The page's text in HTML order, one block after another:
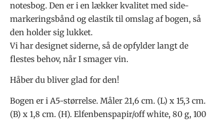
notesbog. Den er i en lækker kvalitet med side-
markeringsbånd og elastik til omslag af bogen, så
den holder sig lukket.
Vi har designet siderne, så de opfylder langt de
flestes behov, når I smager vin.
Håber du bliver glad for den!
Bogen er i A5-størrelse. Måler 21,6 cm. (L) x 15,3 cm.
(B) x 1,8 cm. (H). Elfenbenspapir/off white, 80 g, 100